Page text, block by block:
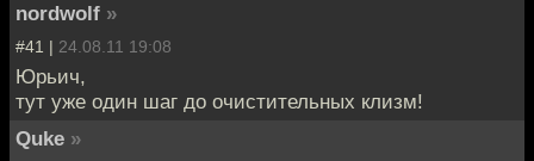
nordwolf »
#41 | 24.08.11 19:08
Юрьич,
тут уже один шаг до очистительных клизм!
Quke »